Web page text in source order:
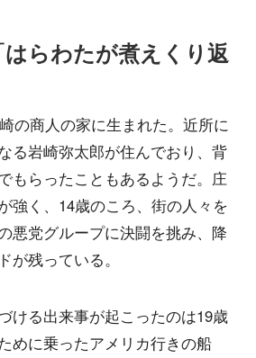
はらわたが煮えくり返
の商人の家に生まれた。近所に
る岩崎弥太郎が住んでおり、背
もらったこともあるようだ。庄
強く、14歳のころ、街の人々を
悪党グループに決闘を挑み、降
が残っている。
ける出来事が起こったのは19歳
めに乗ったアメリカ行きの船